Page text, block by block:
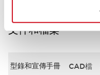
文件和檔案
型錄和宣傳手冊 CAD檔